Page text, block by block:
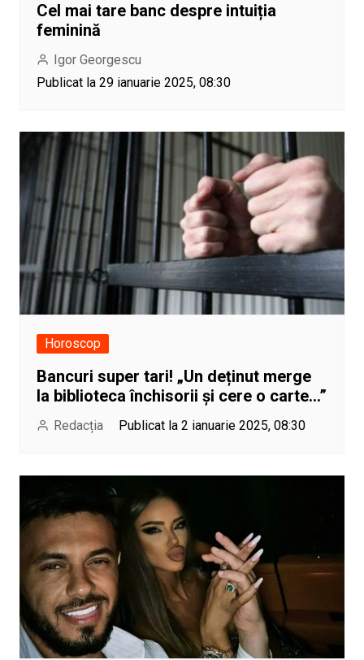
⁠Cel mai tare banc despre intuiția
feminină
Igor Georgescu
Publicat la 29 ianuarie 2025, 08:30
Horoscop
Bancuri super tari! „Un deținut merge
la biblioteca închisorii și cere o carte…”
Redacția Publicat la 2 ianuarie 2025, 08:30